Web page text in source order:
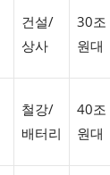
건설/
상사
30조
원대
철강/
배터리
40조
원대